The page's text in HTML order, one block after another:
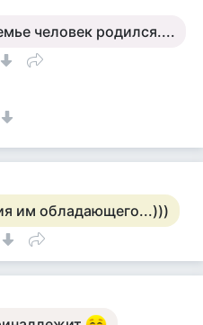
человек родился....
им обладающего...)))